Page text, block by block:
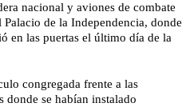
nacional y aviones de combate
de la Independencia, donde
en las puertas el último día de la
congregada frente a las
donde se habían instalado